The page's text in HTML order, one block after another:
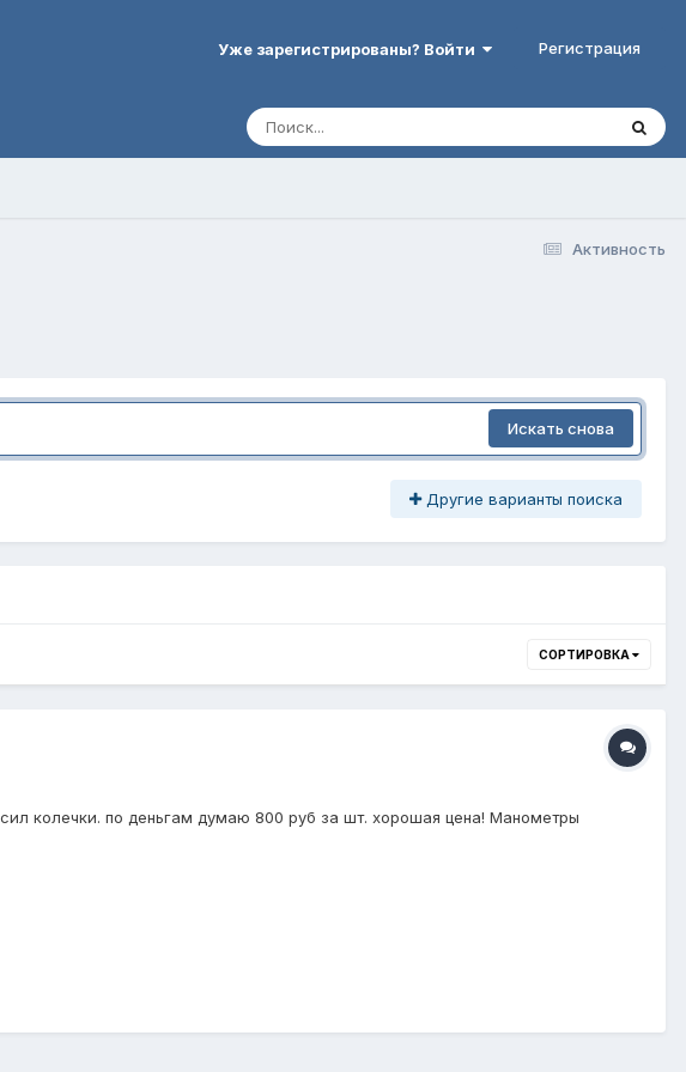
Уже зарегистрированы? Войти Регистрация
Активность
Искать снова
Другие варианты поиска
СОРТИРОВКА
колечки. по деньгам думаю 800 руб за шт. хорошая цена! Манометры